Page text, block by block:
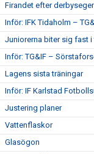
Firandet efter
Inför: IFK Tidaholm –
Juniorerna biter sig fast
Inför: TG&IF –
Lagens sista träningar
Inför: IF Karlstad
Justering planer
Vattenflaskor
Glasögon